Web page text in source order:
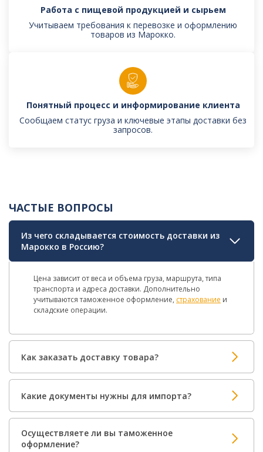
Работа с пищевой продукцией и сырьем
Учитываем требования к перевозке и оформлению
товаров из Марокко.
Понятный процесс и информирование клиента
Сообщаем статус груза и ключевые этапы доставки без
запросов.
ЧАСТЫЕ ВОПРОСЫ
Из чего складывается стоимость доставки из
Марокко в Россию?
Цена зависит от веса и объема груза, маршрута, типа
транспорта и адреса доставки. Дополнительно
учитываются таможенное оформление, страхование и
складские операции.
Как заказать доставку товара?
Какие документы нужны для импорта?
Осуществляете ли вы таможенное
оформление?